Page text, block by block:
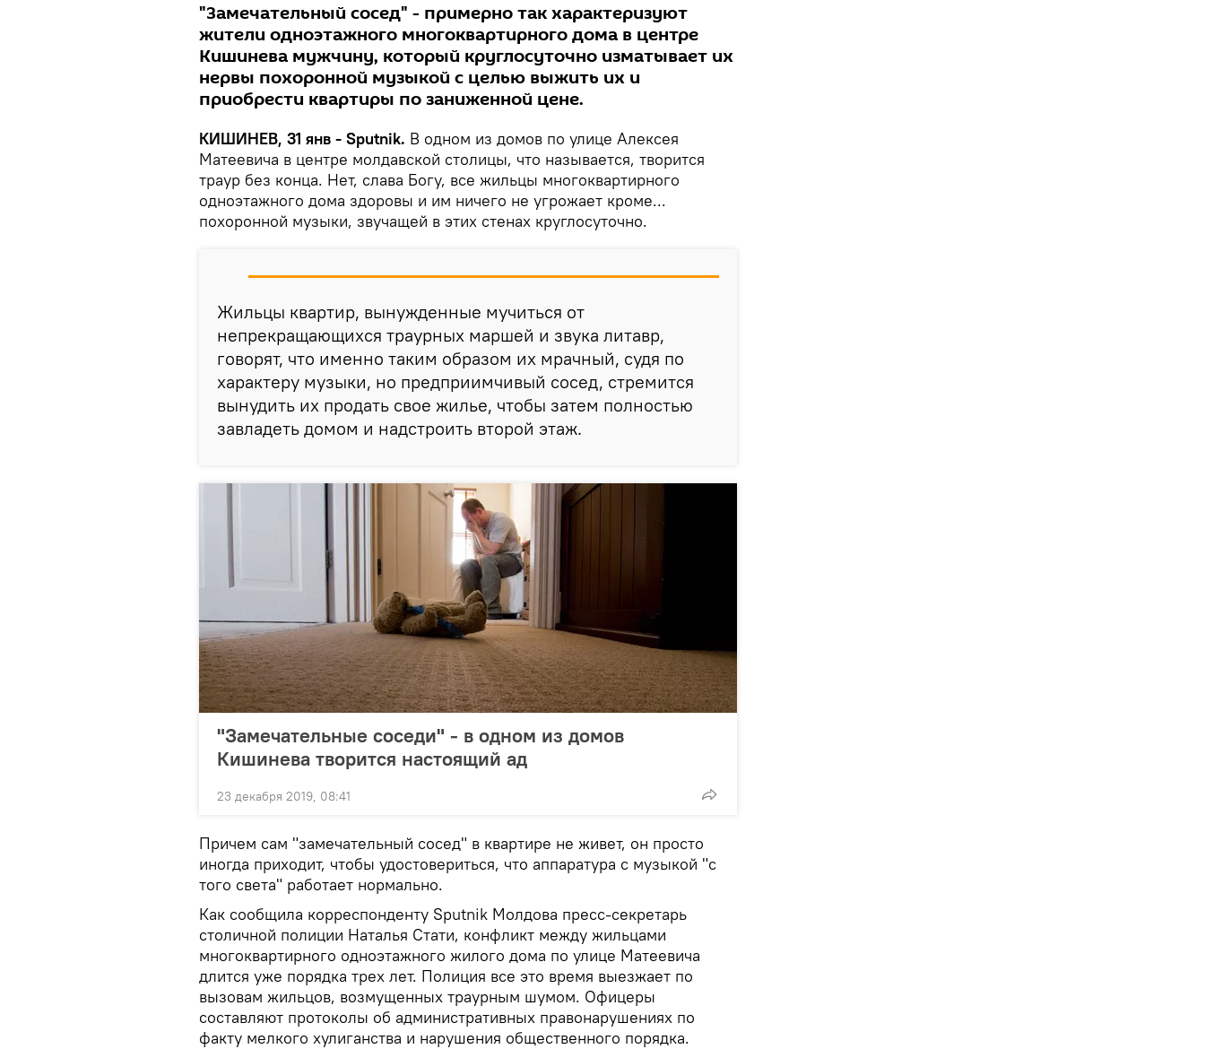
"Замечательный сосед" - примерно так характеризуют
жители одноэтажного многоквартирного дома в центре
Кишинева мужчину, который круглосуточно изматывает их
нервы похоронной музыкой с целью выжить их и
приобрести квартиры по заниженной цене.
КИШИНЕВ, 31 янв - Sputnik. В одном из домов по улице Алексея
Матеевича в центре молдавской столицы, что называется, творится
траур без конца. Нет, слава Богу, все жильцы многоквартирного
одноэтажного дома здоровы и им ничего не угрожает кроме...
похоронной музыки, звучащей в этих стенах круглосуточно.
Жильцы квартир, вынужденные мучиться от
непрекращающихся траурных маршей и звука литавр,
говорят, что именно таким образом их мрачный, судя по
характеру музыки, но предприимчивый сосед, стремится
вынудить их продать свое жилье, чтобы затем полностью
завладеть домом и надстроить второй этаж.
"Замечательные соседи" - в одном из домов
Кишинева творится настоящий ад
23 декабря 2019, 08:41
Причем сам "замечательный сосед" в квартире не живет, он просто
иногда приходит, чтобы удостовериться, что аппаратура с музыкой "с
того света" работает нормально.
Как сообщила корреспонденту Sputnik Молдова пресс-секретарь
столичной полиции Наталья Стати, конфликт между жильцами
многоквартирного одноэтажного жилого дома по улице Матеевича
длится уже порядка трех лет. Полиция все это время выезжает по
вызовам жильцов, возмущенных траурным шумом. Офицеры
составляют протоколы об административных правонарушениях по
факту мелкого хулиганства и нарушения общественного порядка.